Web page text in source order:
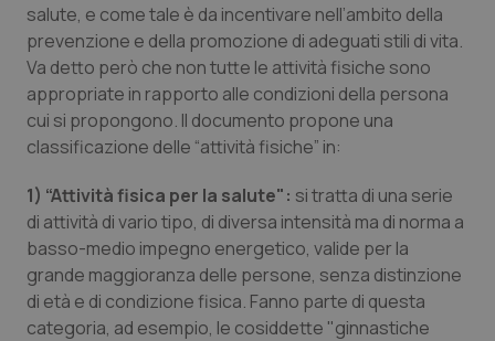
salute, e come tale è da incentivare nell’ambito della
prevenzione e della promozione di adeguati stili di vita.
Va detto però che non tutte le attività fisiche sono
appropriate in rapporto alle condizioni della persona
cui si propongono. Il documento propone una
classificazione delle “attività fisiche” in:
1) “Attività fisica per la salute": si tratta di una serie
di attività di vario tipo, di diversa intensità ma di norma a
basso-medio impegno energetico, valide per la
grande maggioranza delle persone, senza distinzione
di età e di condizione fisica. Fanno parte di questa
categoria, ad esempio, le cosiddette "ginnastiche